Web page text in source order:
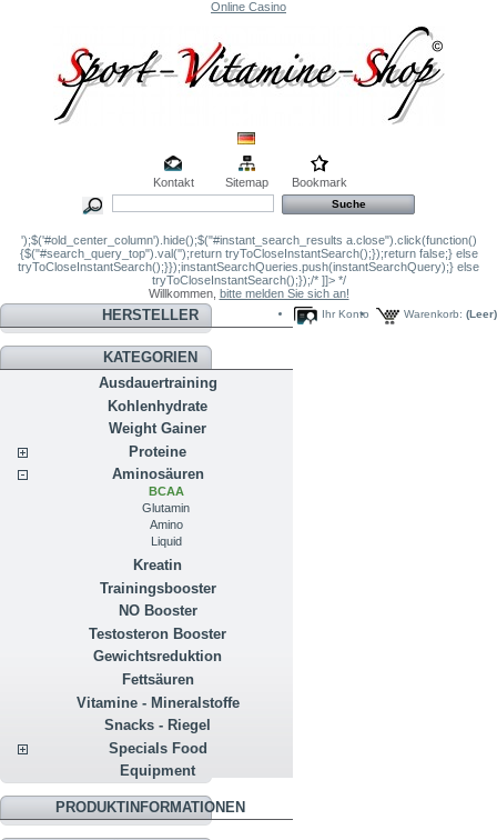
Online Casino
Kontakt Sitemap Bookmark
');$('#old_center_column').hide();$("#instant_search_results a.close").click(function()
{$("#search_query_top").val('');return tryToCloseInstantSearch();});return false;} else
tryToCloseInstantSearch();}});instantSearchQueries.push(instantSearchQuery);} else
tryToCloseInstantSearch();});/* ]]> */
Willkommen, bitte melden Sie sich an!
Warenkorb: (Leer)
Ihr Konto
HERSTELLER
KATEGORIEN
Ausdauertraining
Kohlenhydrate
Weight Gainer
Proteine
Aminosäuren
BCAA
Glutamin
Amino
Liquid
Kreatin
Trainingsbooster
NO Booster
Testosteron Booster
Gewichtsreduktion
Fettsäuren
Vitamine - Mineralstoffe
Snacks - Riegel
Specials Food
Equipment
PRODUKTINFORMATIONEN